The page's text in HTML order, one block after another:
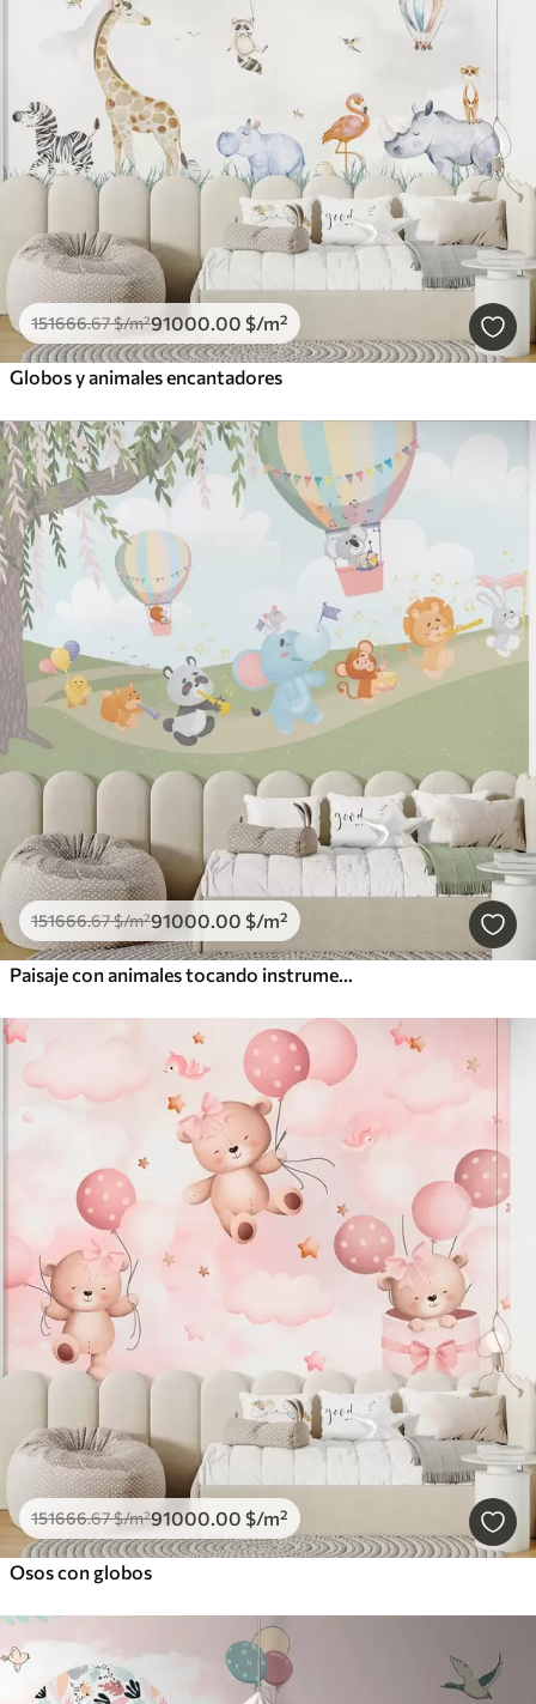
151666.67$/m²91000.00 $/m²
Globos y animales encantadores
151666.67$/m²91000.00 $/m²
Paisaje con animales tocando instrumentos musicales
151666.67$/m²91000.00 $/m²
Osos con globos